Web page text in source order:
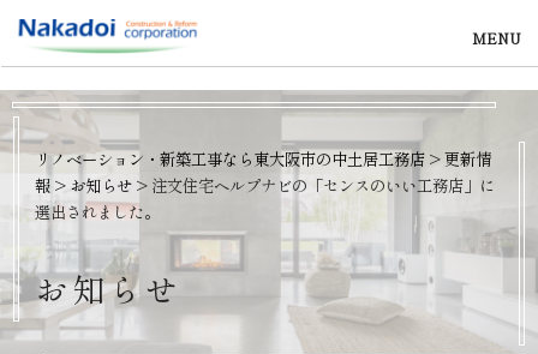
MENU
リノベーション・新築工事なら東大阪市の中土居工務店 >更新情
報 > お知らせ > 注文住宅ヘルプナビの「センスのいい工務店」に
選出されました。
お知らせ